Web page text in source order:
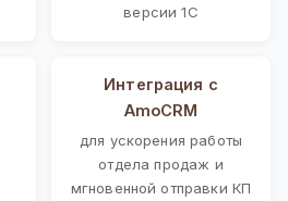
версии 1С
Интеграция с
AmoCRM
для ускорения работы
отдела продаж и
мгновенной отправки КП